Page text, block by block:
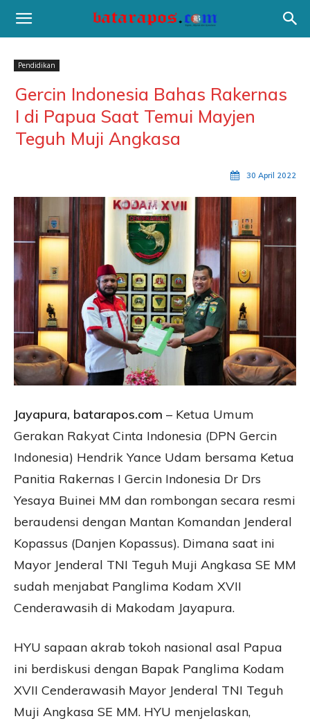
Pendidikan
Gercin Indonesia Bahas Rakernas
I di Papua Saat Temui Mayjen
Teguh Muji Angkasa
30 April 2022
Jayapura, batarapos.com – Ketua Umum
Gerakan Rakyat Cinta Indonesia (DPN Gercin
Indonesia) Hendrik Yance Udam bersama Ketua
Panitia Rakernas I Gercin Indonesia Dr Drs
Yesaya Buinei MM dan rombongan secara resmi
beraudensi dengan Mantan Komandan Jenderal
Kopassus (Danjen Kopassus). Dimana saat ini
Mayor Jenderal TNI Teguh Muji Angkasa SE MM
sudah menjabat Panglima Kodam XVII
Cenderawasih di Makodam Jayapura.
HYU sapaan akrab tokoh nasional asal Papua
ini berdiskusi dengan Bapak Panglima Kodam
XVII Cenderawasih Mayor Jenderal TNI Teguh
Muji Angkasa SE MM. HYU menjelaskan,